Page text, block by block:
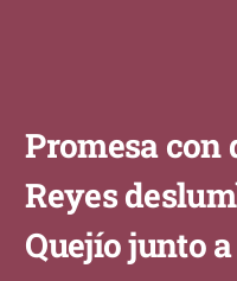
Promesa con
Reyes
Quejío junto